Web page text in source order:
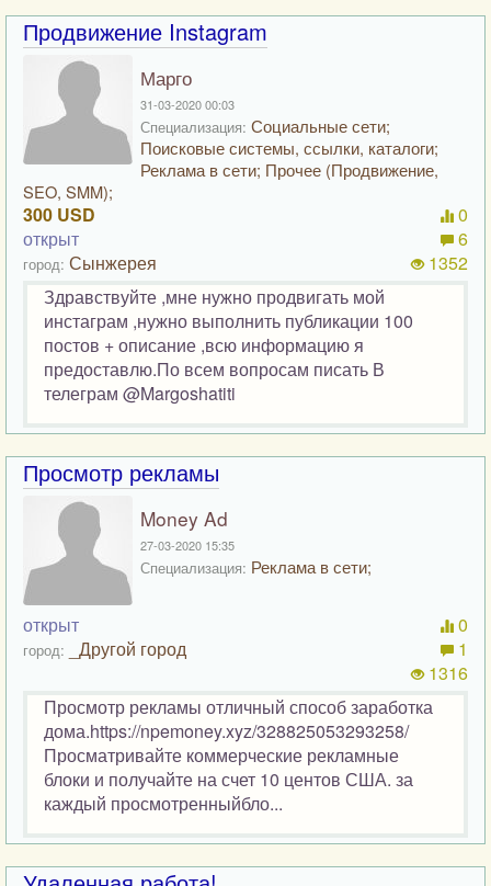
Продвижение Instagram
Марго
31-03-2020 00:03
Специализация: Социальные сети;
Поисковые системы, ссылки, каталоги;
Реклама в сети; Прочее (Продвижение,
SEO, SMM);
300 USD
открыт
город: Сынжерея
0
6
1352
Здравствуйте ,мне нужно продвигать мой
инстаграм ,нужно выполнить публикации 100
постов + описание ,всю информацию я
предоставлю.По всем вопросам писать В
телеграм @Margoshatiti
Просмотр рекламы
Money Ad
27-03-2020 15:35
Специализация: Реклама в сети;
открыт
город: _Другой город
0
1
1316
Просмотр рекламы отличный способ заработка
дома.https://npemoney.xyz/328825053293258/
Просматривайте коммерческие рекламные
блоки и получайте на счет 10 центов США. за
каждый просмотренныйбло...